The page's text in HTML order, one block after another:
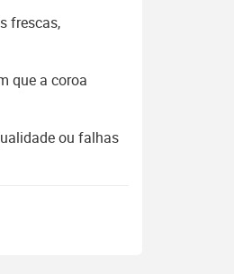
frescas,
que a coroa
ou falhas